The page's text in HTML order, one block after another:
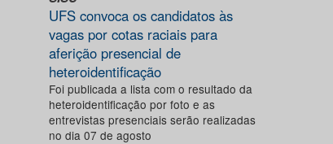
UFS convoca os candidatos às
vagas por cotas raciais para
aferição presencial de
heteroidentificação
Foi publicada a lista com o resultado da
heteroidentificação por foto e as
entrevistas presenciais serão realizadas
no dia 07 de agosto